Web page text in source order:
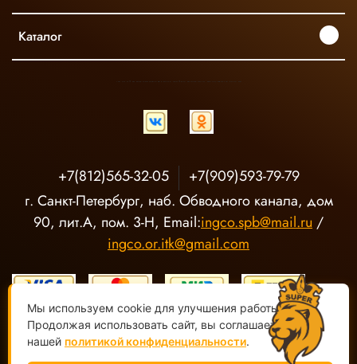
Каталог
+7(812)565-32-05
+7(909)593-79-79
г. Санкт-Петербург, наб. Обводного канала, дом
90, лит.А, пом. 3-Н, Email:ingco.spb@mail.ru /
ingco.or.itk@gmail.com
ООО "О-Р ИТК" Магазин электроинструмента INGCO ©2020-
Мы используем cookie для улучшения работы сайта.
Продолжая использовать сайт, вы соглашаетесь с
нашей политикой конфиденциальности.